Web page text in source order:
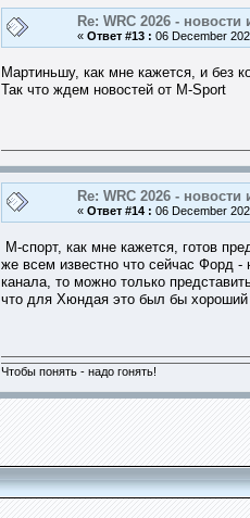
Re: WRC 2026 - новости
« Ответ #13 : 06 December
Мартиньшу, как мне кажется, и без
Так что ждем новостей от M-Sport
Re: WRC 2026 - новости
« Ответ #14 : 06 December
М-спорт, как мне кажется, готов
же всем известно что сейчас Форд -
канала, то можно только
что для Хюндая это был бы хороший
Чтобы понять - надо гонять!